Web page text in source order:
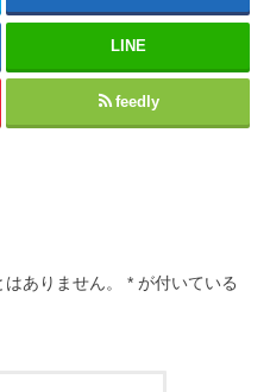
LINE
feedly
ありません。 * が付いている